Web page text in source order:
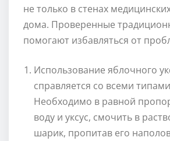
не только в стенах
дома. Проверенные
помогают избавляться от
Использование яблочного
справляется со всеми
Необходимо в равной
воду и уксус, смочить в
шарик, пропитав его